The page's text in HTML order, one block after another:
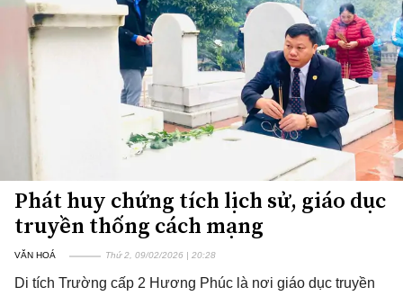
Phát huy chứng tích lịch sử, giáo dục
truyền thống cách mạng
VĂN HOÁ Thứ 2, 09/02/2026 | 20:28
Di tích Trường cấp 2 Hương Phúc là nơi giáo dục truyền